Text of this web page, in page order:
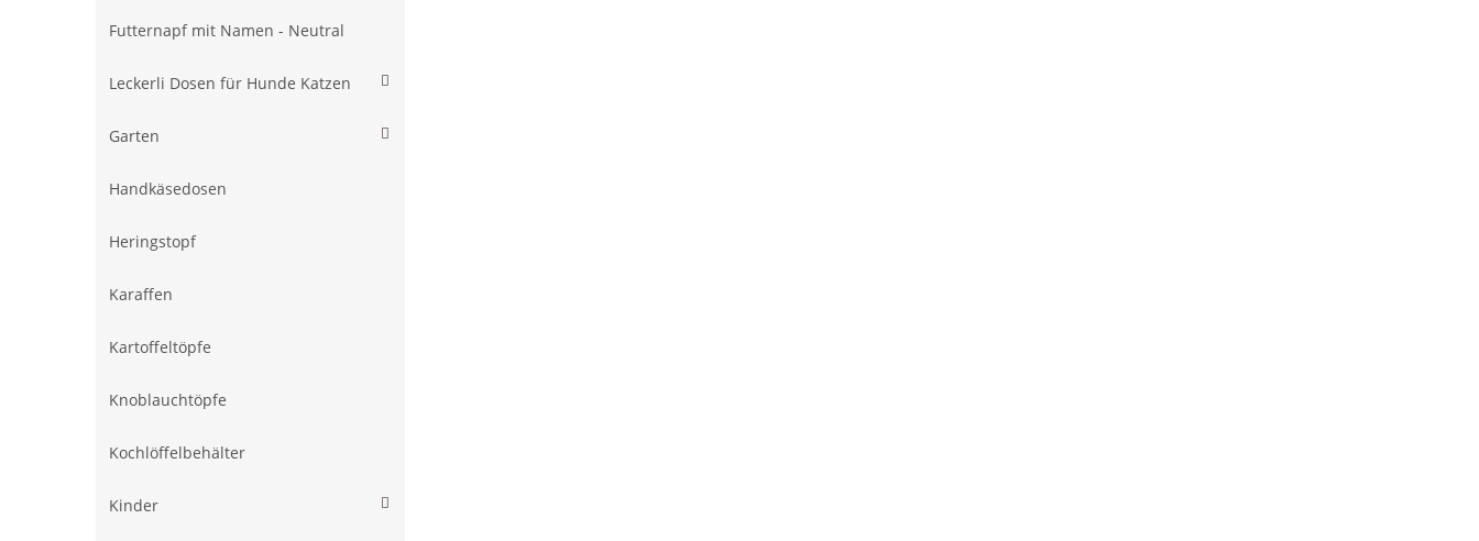
Futternapf mit Namen - Neutral
Leckerli Dosen für Hunde Katzen
Garten
Handkäsedosen
Heringstopf
Karaffen
Kartoffeltöpfe
Knoblauchtöpfe
Kochlöffelbehälter
Kinder